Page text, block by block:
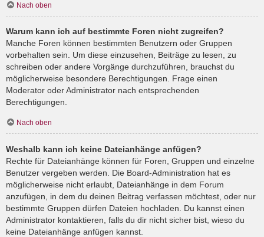
Nach oben
Warum kann ich auf bestimmte Foren nicht zugreifen?
Manche Foren können bestimmten Benutzern oder Gruppen
vorbehalten sein. Um diese einzusehen, Beiträge zu lesen, zu
schreiben oder andere Vorgänge durchzuführen, brauchst du
möglicherweise besondere Berechtigungen. Frage einen
Moderator oder Administrator nach entsprechenden
Berechtigungen.
Nach oben
Weshalb kann ich keine Dateianhänge anfügen?
Rechte für Dateianhänge können für Foren, Gruppen und einzelne
Benutzer vergeben werden. Die Board-Administration hat es
möglicherweise nicht erlaubt, Dateianhänge in dem Forum
anzufügen, in dem du deinen Beitrag verfassen möchtest, oder nur
bestimmte Gruppen dürfen Dateien hochladen. Du kannst einen
Administrator kontaktieren, falls du dir nicht sicher bist, wieso du
keine Dateianhänge anfügen kannst.